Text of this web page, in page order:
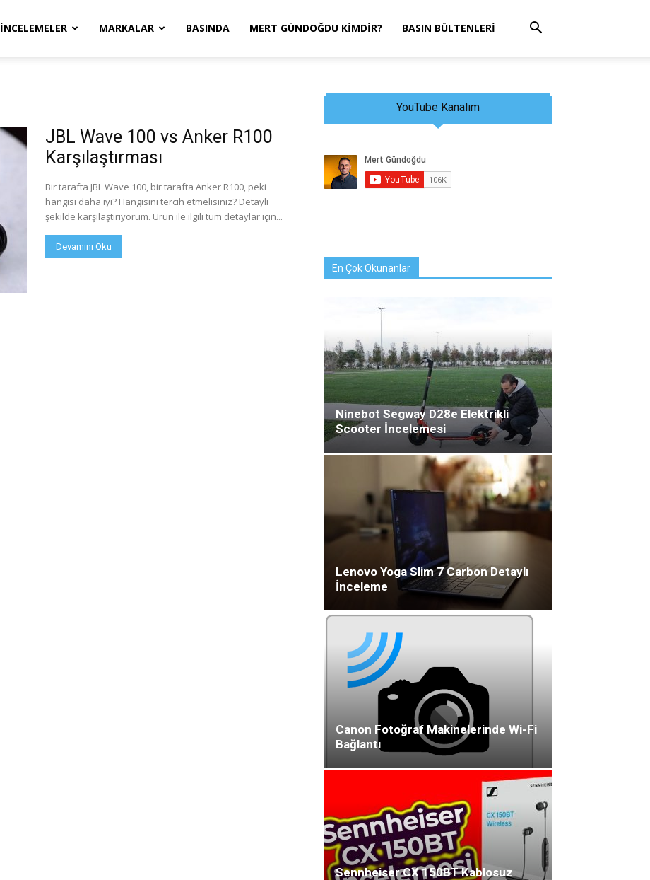
İNCELEMELER MARKALAR BASINDA MERT GÜNDOĞDU KIMDIR? BASIN BÜLTENLERI
JBL Wave 100 vs Anker R100
Karşılaştırması
Bir tarafta JBL Wave 100, bir tarafta Anker R100, peki
hangisi daha iyi? Hangisini tercih etmelisiniz? Detaylı
şekilde karşılaştırıyorum. Ürün ile ilgili tüm detaylar için...
Devamını Oku
YouTube Kanalım
En Çok Okunanlar
Ninebot Segway D28e Elektrikli
Scooter İncelemesi
Lenovo Yoga Slim 7 Carbon Detaylı
İnceleme
Canon Fotoğraf Makinelerinde Wi-Fi
Bağlantı
Sennheiser CX 150BT Kablosuz